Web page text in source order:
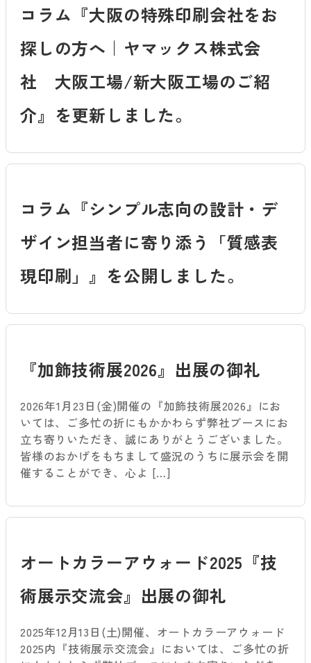
コラム『大阪の特殊印刷会社をお
探しの方へ｜ヤマックス株式会
社 大阪工場/新大阪工場のご紹
介』を更新しました。
コラム『シンプル志向の設計・デ
ザイン担当者に寄り添う「質感表
現印刷」』を公開しました。
『加飾技術展2026』出展の御礼
2026年1月23日(金)開催の『加飾技術展2026』にお
いては、ご多忙の折にもかかわらず弊社ブースにお
立ち寄りいただき、誠にありがとうございました。
皆様のおかげをもちまして盛況のうちに展示会を開
催することができ、心よ […]
オートカラーアウォード2025『技
術展示交流会』出展の御礼
2025年12月13日(土)開催、オートカラーアウォード
2025内『技術展示交流会』においては、ご多忙の折